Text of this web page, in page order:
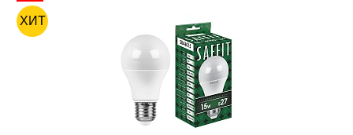
ХИТ